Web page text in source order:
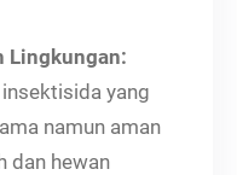
Lingkungan:
yang
namun aman
dan hewan